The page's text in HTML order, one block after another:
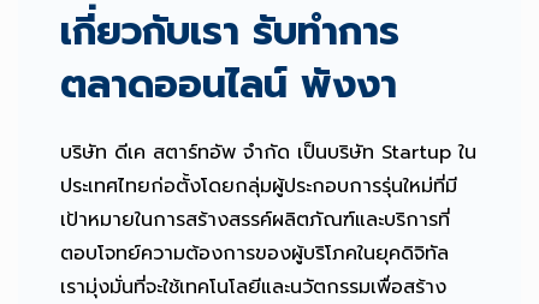
เกี่ยวกับเรา รับทำการ
ตลาดออนไลน์ พังงา
บริษัท ดีเค สตาร์ทอัพ จำกัด เป็นบริษัท Startup ใน
ประเทศไทยก่อตั้งโดยกลุ่มผู้ประกอบการรุ่นใหม่ที่มี
เป้าหมายในการสร้างสรรค์ผลิตภัณฑ์และบริการที่
ตอบโจทย์ความต้องการของผู้บริโภคในยุคดิจิทัล
เรามุ่งมั่นที่จะใช้เทคโนโลยีและนวัตกรรมเพื่อสร้าง